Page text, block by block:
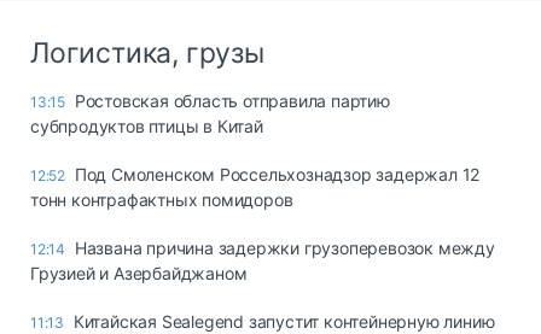
Логистика, грузы
13:15 Ростовская область отправила партию
субпродуктов птицы в Китай
12:52 Под Смоленском Россельхознадзор задержал 12
тонн контрафактных помидоров
12:14
Названа причина задержки грузоперевозок между
Грузией и Азербайджаном
11:13
Китайская Sealegend запустит контейнерную линию